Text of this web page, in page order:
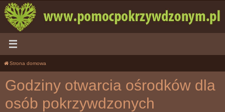
Przejdź
do
treści
Strona domowa
Godziny otwarcia ośrodków dla
osób pokrzywdzonych